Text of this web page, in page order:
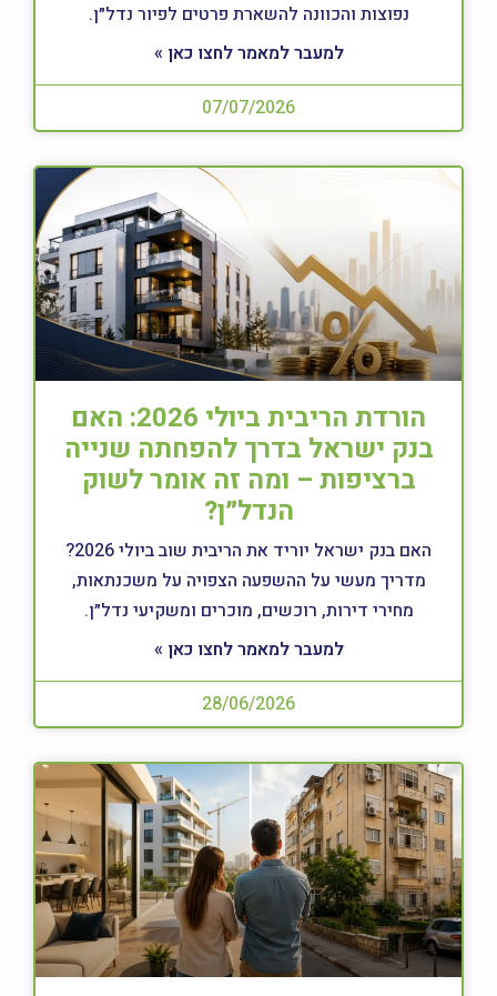
נפוצות והכוונה להשארת פרטים לפיור נדל״ן.
למעבר למאמר לחצו כאן »
07/07/2026
הורדת הריבית ביולי 2026: האם
בנק ישראל בדרך להפחתה שנייה
ברציפות – ומה זה אומר לשוק
הנדל״ן?
האם בנק ישראל יוריד את הריבית שוב ביולי 2026?
מדריך מעשי על ההשפעה הצפויה על משכנתאות,
מחירי דירות, רוכשים, מוכרים ומשקיעי נדל״ן.
למעבר למאמר לחצו כאן »
28/06/2026